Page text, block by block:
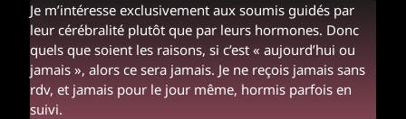
Je m’intéresse exclusivement aux soumis guidés par
leur cérébralité plutôt que par leurs hormones. Donc
quels que soient les raisons, si c’est « aujourd’hui ou
jamais », alors ce sera jamais. Je ne reçois jamais sans
rdv, et jamais pour le jour même, hormis parfois en
suivi.